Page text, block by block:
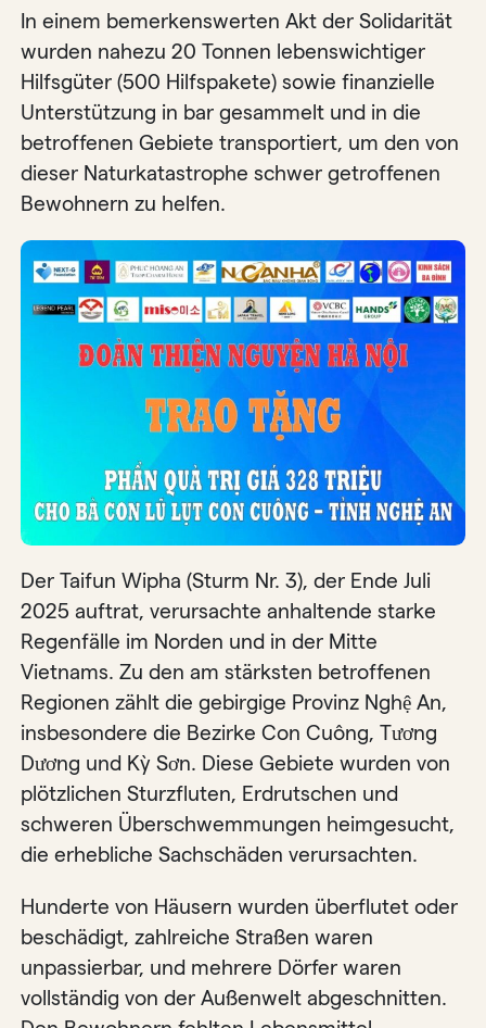
In einem bemerkenswerten Akt der Solidarität
wurden nahezu 20 Tonnen lebenswichtiger
Hilfsgüter (500 Hilfspakete) sowie finanzielle
Unterstützung in bar gesammelt und in die
betroffenen Gebiete transportiert, um den von
dieser Naturkatastrophe schwer getroffenen
Bewohnern zu helfen.
Der Taifun Wipha (Sturm Nr. 3), der Ende Juli
2025 auftrat, verursachte anhaltende starke
Regenfälle im Norden und in der Mitte
Vietnams. Zu den am stärksten betroffenen
Regionen zählt die gebirgige Provinz Nghệ An,
insbesondere die Bezirke Con Cuông, Tương
Dương und Kỳ Sơn. Diese Gebiete wurden von
plötzlichen Sturzfluten, Erdrutschen und
schweren Überschwemmungen heimgesucht,
die erhebliche Sachschäden verursachten.
Hunderte von Häusern wurden überflutet oder
beschädigt, zahlreiche Straßen waren
unpassierbar, und mehrere Dörfer waren
vollständig von der Außenwelt abgeschnitten.